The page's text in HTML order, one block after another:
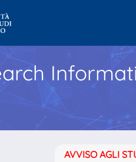
AVVISO AGLI